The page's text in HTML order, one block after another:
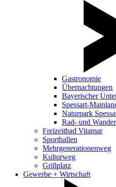
Gastronomie
Übernachtungen
Bayerischer
Spessart-
Naturpark
Rad- und
Freizeitbad Vitamar
Sporthallen
Mehrgenerationenweg
Kulturweg
Grillplatz
Gewerbe + Wirtschaft